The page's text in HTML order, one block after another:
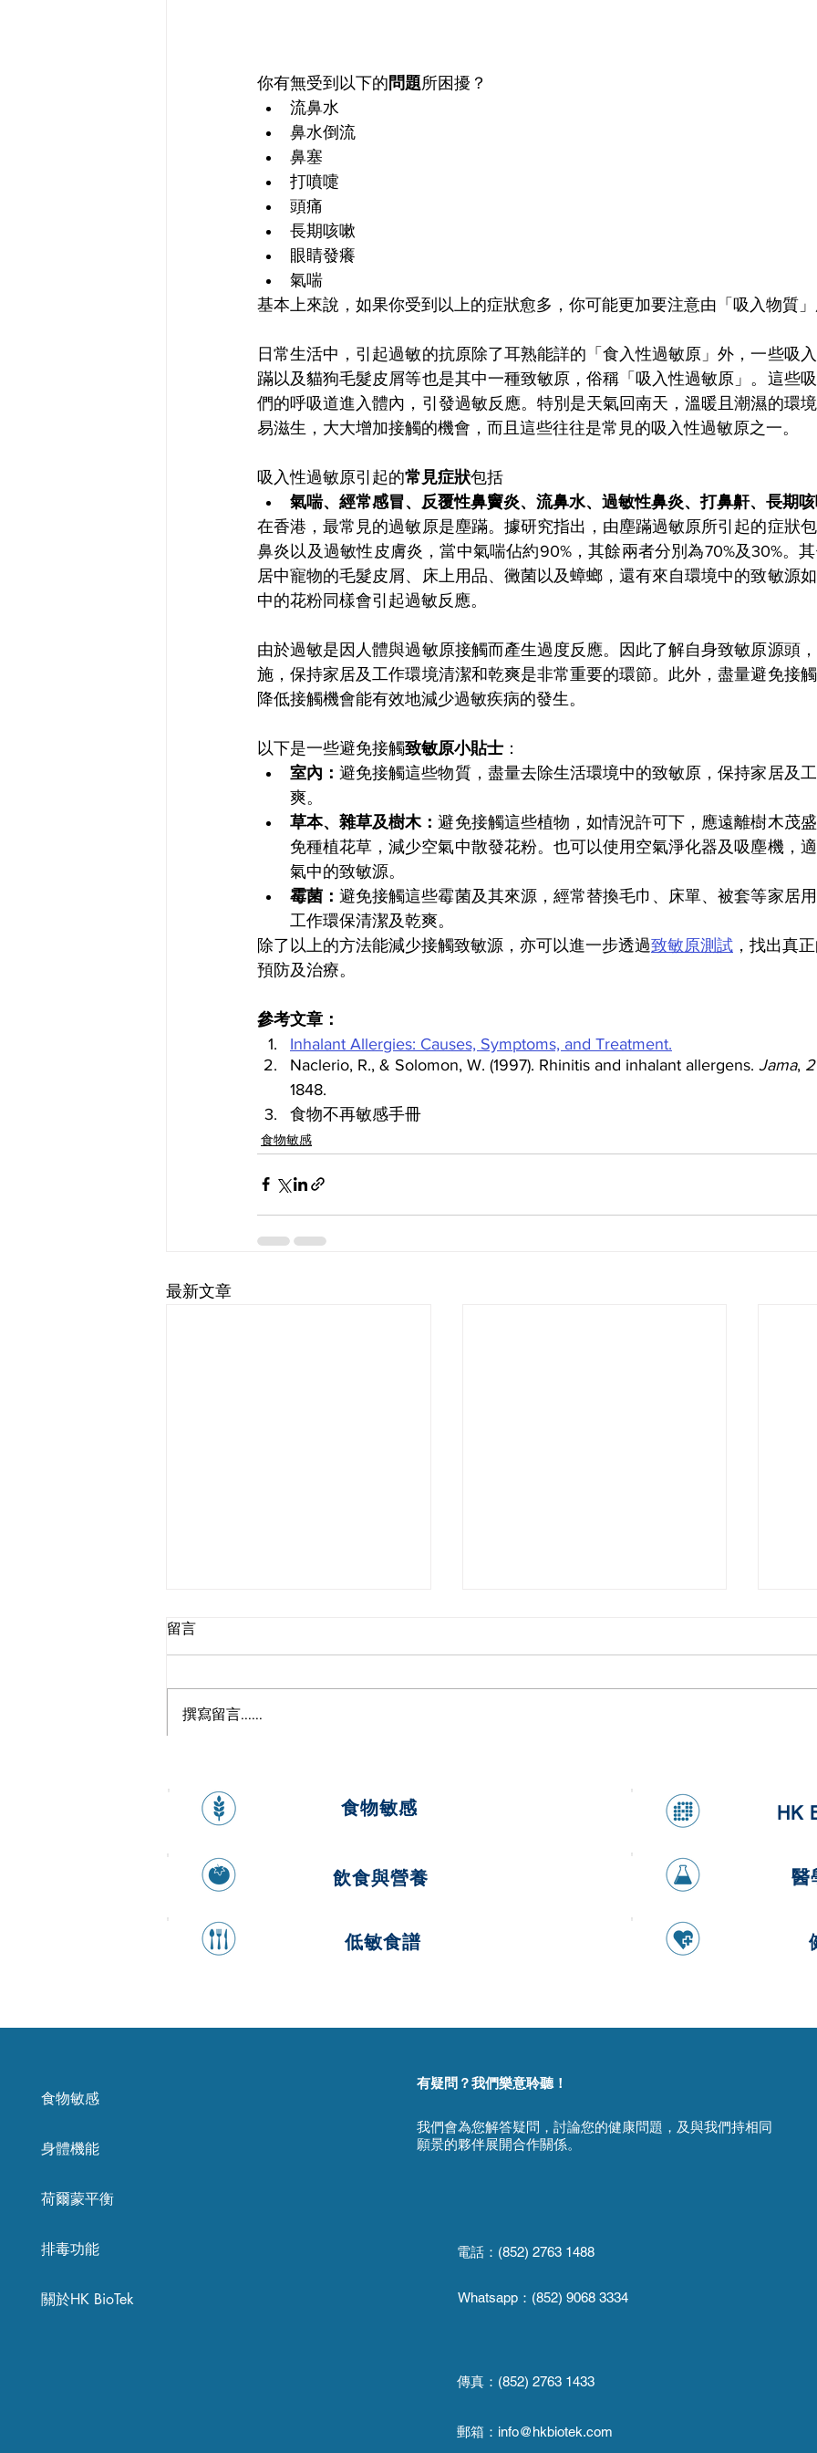
你有無受到以下的 問題所困擾？
流鼻水
鼻水倒流
鼻塞
打噴嚏
頭痛
長期咳嗽
眼睛發癢
氣喘
基本上來說，如果你受到以上的症狀愈多，你可能更加要注意由「吸入物質
日常生活中，引起過敏的抗原除了耳熟能詳的「食入性過敏原」外，一些吸
蹣以及貓狗毛髮皮屑等也是其中一種致敏原，俗稱「吸入性過敏原」。這些
們的呼吸道進入體內，引發過敏反應。特別是天氣回南天，溫暖且潮濕的環
易滋生，大大增加接觸的機會，而且這些往往是常見的吸入性過敏原之一。
吸入性過敏原引起的常見症狀包括
氣喘、經常感冒、反覆性鼻竇炎、流鼻水、過敏性鼻炎、打鼻鼾、長期
在香港，最常見的過敏原是塵蹣。據研究指出，由塵蹣過敏原所引起的症狀
鼻炎以及過敏性皮膚炎，當中氣喘佔約90%，其餘兩者分別為70%及30%。
居中寵物的毛髮皮屑、床上用品、黴菌以及蟑螂，還有來自環境中的致敏源
中的花粉同樣會引起過敏反應。
由於過敏是因人體與過敏原接觸而產生過度反應。因此了解自身致敏原源頭
施，保持家居及工作環境清潔和乾爽是非常重要的環節。此外，盡量避免接
降低接觸機會能有效地減少過敏疾病的發生。
以下是一些避免接觸致敏原小貼士 ：
室內：避免接觸這些物質，盡量去除生活環境中的致敏原，保持家居及
爽。
草本、雜草及樹木：避免接觸這些植物，如情況許可下，應遠離樹木茂
免種植花草，減少空氣中散發花粉。也可以使用空氣淨化器及吸塵機，
氣中的致敏源。
霉菌：避免接觸這些霉菌及其來源，經常替換毛巾、床單、被套等家居
工作環保清潔及乾爽。
除了以上的方法能減少接觸致敏源，亦可以進一步透過致敏原測試 ，找出真
預防及治療。
參考文章：
Inhalant Allergies: Causes, Symptoms, and Treatment.
Naclerio, R., & Solomon, W. (1997). Rhinitis and inhalant allergens. Jama,
1848.
食物不再敏感手冊
食物敏感
最新文章
留言
撰寫留言......
食物敏感
飲食與營養
低敏食譜
HK
醫
食物敏感
身體機能
荷爾蒙平衡
排毒功能
關於HK BioTek
有疑問？我們樂意聆聽！
我們會為您解答疑問，討論您的健康問題，及與我們持相同
願景的夥伴展開合作關係。
電話：(852) 2763 1488
Whatsapp： (852) 9068 3334
傳真： (852) 2763 1433
郵箱： info@hkbiotek.com